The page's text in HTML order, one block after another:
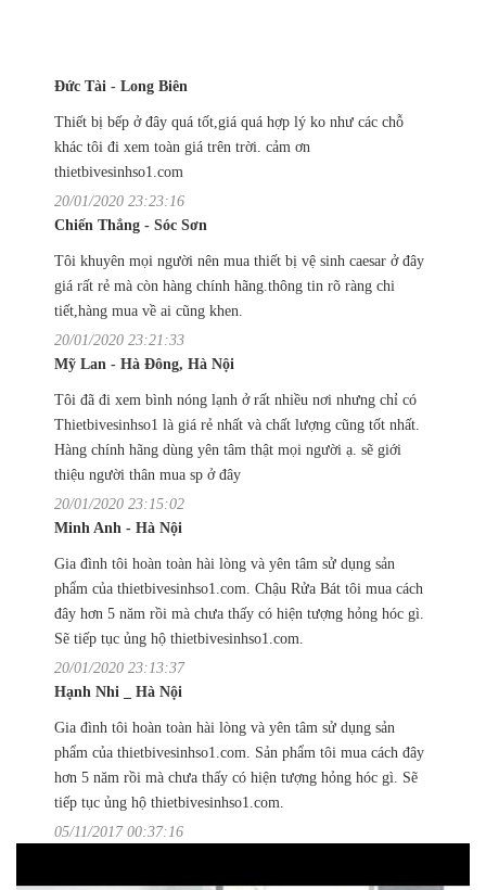
Đức Tài - Long Biên
Thiết bị bếp ở đây quá tốt,giá quá hợp lý ko như các chỗ
khác tôi đi xem toàn giá trên trời. cảm ơn
thietbivesinhso1.com
20/01/2020 23:23:16
Chiến Thắng - Sóc Sơn
Tôi khuyên mọi người nên mua thiết bị vệ sinh caesar ở đây
giá rất rẻ mà còn hàng chính hãng.thông tin rõ ràng chi
tiết,hàng mua về ai cũng khen.
20/01/2020 23:21:33
Mỹ Lan - Hà Đông, Hà Nội
Tôi đã đi xem bình nóng lạnh ở rất nhiều nơi nhưng chỉ có
Thietbivesinhso1 là giá rẻ nhất và chất lượng cũng tốt nhất.
Hàng chính hãng dùng yên tâm thật mọi người ạ. sẽ giới
thiệu người thân mua sp ở đây
20/01/2020 23:15:02
Minh Anh - Hà Nội
Gia đình tôi hoàn toàn hài lòng và yên tâm sử dụng sản
phẩm của thietbivesinhso1.com. Chậu Rửa Bát tôi mua cách
đây hơn 5 năm rồi mà chưa thấy có hiện tượng hỏng hóc gì.
Sẽ tiếp tục ủng hộ thietbivesinhso1.com.
20/01/2020 23:13:37
Hạnh Nhi _ Hà Nội
Gia đình tôi hoàn toàn hài lòng và yên tâm sử dụng sản
phẩm của thietbivesinhso1.com. Sản phẩm tôi mua cách đây
hơn 5 năm rồi mà chưa thấy có hiện tượng hỏng hóc gì. Sẽ
tiếp tục ủng hộ thietbivesinhso1.com.
05/11/2017 00:37:16